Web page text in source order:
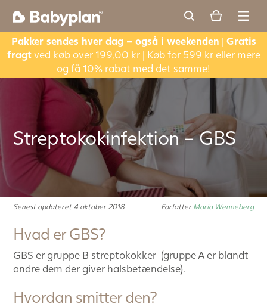
Pakker sendes hver dag – også i weekenden | Gratis
fragtved køb over 199,00 kr | Køb for 599 kr eller mere
og få 10% rabat med det samme!
Streptokokinfektion – GBS
Senest opdateret 4 oktober 2018 Forfatter Maria Wenneberg
Hvad er GBS?
GBS er gruppe B streptokokker (gruppe A er blandt
andre dem der giver halsbetændelse).
Hvordan smitter den?